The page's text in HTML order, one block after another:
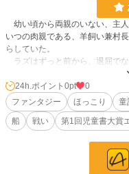
幼い頃から両親のいない、主
いつの肉親である、羊飼い兼村
らしていた。
ラズはずっと前から、退屈で
世界へと、冒険がしたいと思っ
ってほしいヨールおじいちゃん
困り果てたラズは、どうしたら
た。なかなか答えの見つからな
岸に、一隻の、あやしくて、と
ると、なんとそこには、これま
男の子がいて、ラズの人生は、
24h.ポイント 0pt
0
ファンタジー
ほっこり 童
船
戦い 第1回児童書大賞